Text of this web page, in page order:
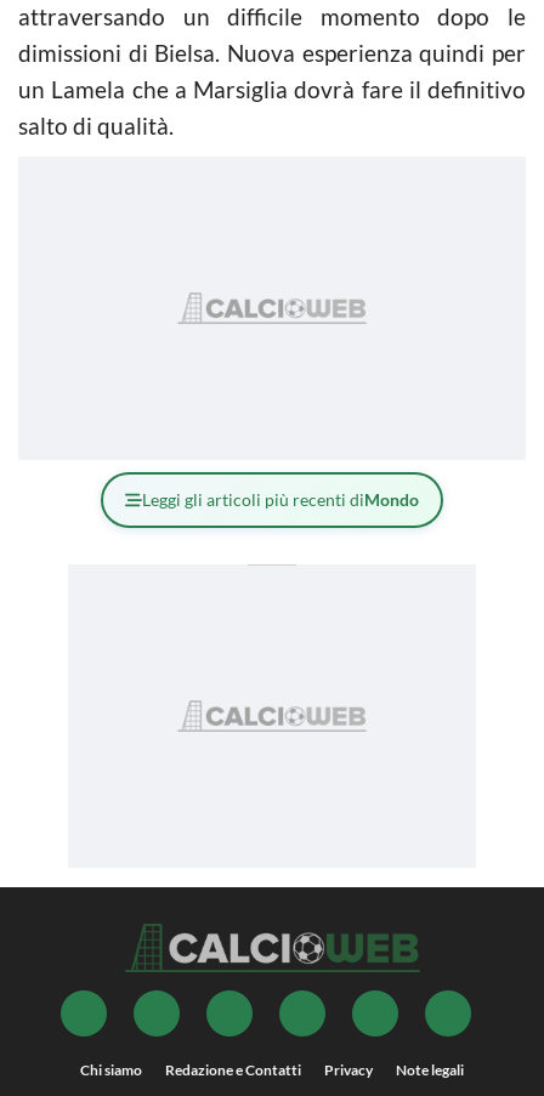
attraversando un difficile momento dopo le
dimissioni di Bielsa. Nuova esperienza quindi per
un Lamela che a Marsiglia dovrà fare il definitivo
salto di qualità.
Leggi gli articoli più recenti diMondo
Chi siamo Redazione e Contatti Privacy Note legali